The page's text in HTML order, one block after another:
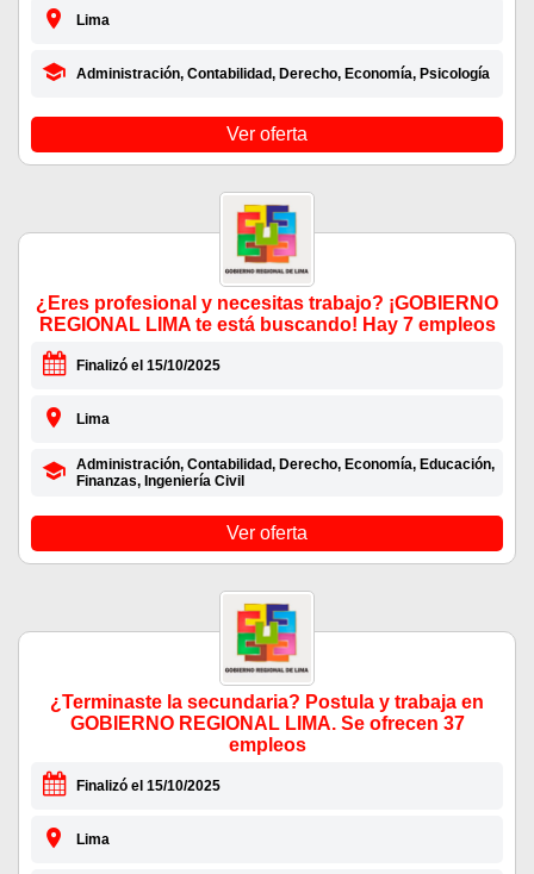
Lima
Administración, Contabilidad, Derecho, Economía, Psicología
Ver oferta
¿Eres profesional y necesitas trabajo? ¡GOBIERNO
REGIONAL LIMA te está buscando! Hay 7 empleos
Finalizó el 15/10/2025
Lima
Administración, Contabilidad, Derecho, Economía, Educación,
Finanzas, Ingeniería Civil
Ver oferta
¿Terminaste la secundaria? Postula y trabaja en
GOBIERNO REGIONAL LIMA. Se ofrecen 37
empleos
Finalizó el 15/10/2025
Lima